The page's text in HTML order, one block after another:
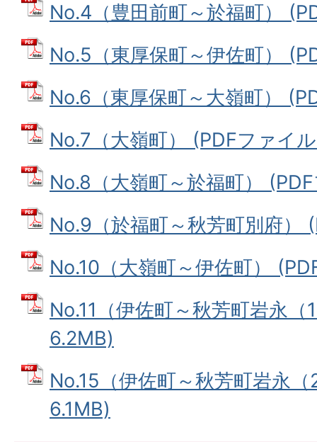
No.4（豊田前町～於福町）
No.5（東厚保町～伊佐町）
No.6（東厚保町～大嶺町）
No.7（大嶺町） (PDFファイ
No.8（大嶺町～於福町）
No.9（於福町～秋芳町別府）
No.10（大嶺町～伊佐町）
No.11（伊佐町～秋芳町岩永
6.2MB)
No.15（伊佐町～秋芳町岩永
6.1MB)